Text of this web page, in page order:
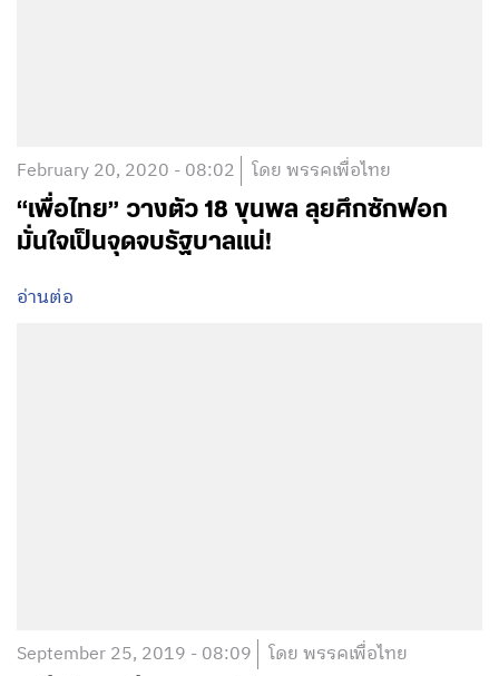
February 20, 2020 - 08:02 โดย พรรคเพื่อไทย
“เพื่อไทย” วางตัว 18 ขุนพล ลุยศึกซักฟอก
มั่นใจเป็นจุดจบรัฐบาลแน่!
อ่านต่อ
September 25, 2019 - 08:09 โดย พรรคเพื่อไทย